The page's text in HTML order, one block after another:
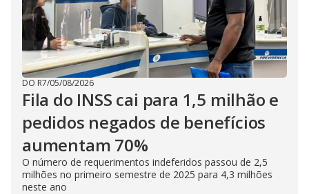
o
DO R7/05/08/2026
Fila do INSS cai para 1,5 milhão e
pedidos negados de benefícios
aumentam 70%
O número de requerimentos indeferidos passou de 2,5
milhões no primeiro semestre de 2025 para 4,3 milhões
neste ano